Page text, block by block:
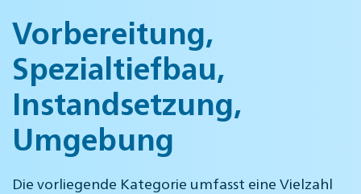
Vorbereitung,
Spezialtiefbau,
Instandsetzung,
Umgebung
Die vorliegende Kategorie umfasst eine Vielzahl